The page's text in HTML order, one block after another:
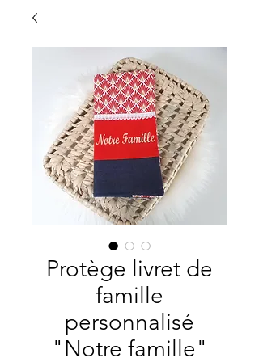
Protège livret de
famille
personnalisé
"Notre famille"